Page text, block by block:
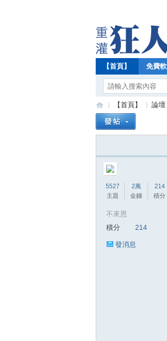
【首頁】 免費
【首頁】 論壇
5527
主題
2萬
金錢
214
積分
不來恩
積分
214
發消息